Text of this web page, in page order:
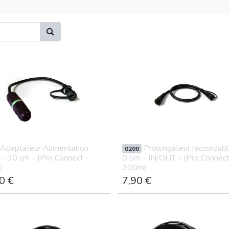
Adaptateur Alimentation
30 cm - (Pro Connect -
€
0200
Prolongateur
0,5m - IN/OUT - (Pro
300m)
7,90 €
Politique de